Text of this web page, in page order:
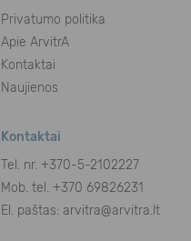
Privatumo politika
Apie ArvitrA
Kontaktai
Naujienos
Kontaktai
Tel. nr. +370-5-2102227
Mob. tel. +370 69826231
El. paštas:arvitra@arvitra.lt